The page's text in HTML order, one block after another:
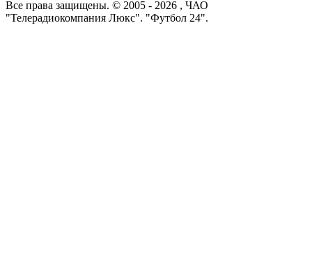
Все права защищены. © 2005 - 2026 , ЧАО
"Телерадиокомпания Люкс". "Футбол 24".